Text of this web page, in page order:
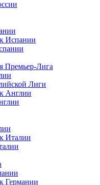
Испании
Премьер-Лига
Лиги
Англии
Италии
Германии